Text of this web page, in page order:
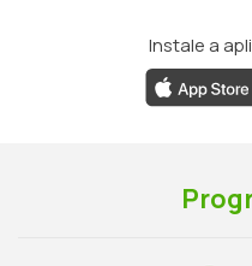
Instale a